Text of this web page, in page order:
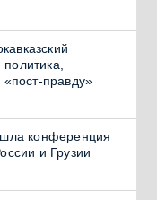
правду»
конференция
и Грузии